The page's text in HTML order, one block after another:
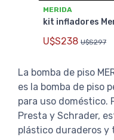
MERIDA
kit infladores
U$S238 U$S297
La bomba de piso
es la bomba de piso
para uso doméstico.
Presta y Schrader,
plástico duraderos y